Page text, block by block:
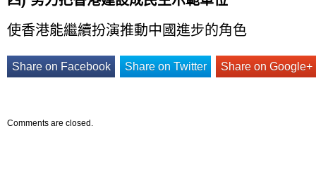
使香港能繼續扮演推動中國進步的角色
Share on Facebook Share on Twitter Share on Google+
Comments are closed.